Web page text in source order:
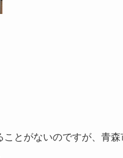
とがないのですが、青